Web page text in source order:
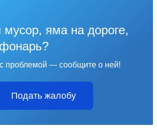
мусор, яма на дороге,
проблемой — сообщите о ней!
Подать жалобу